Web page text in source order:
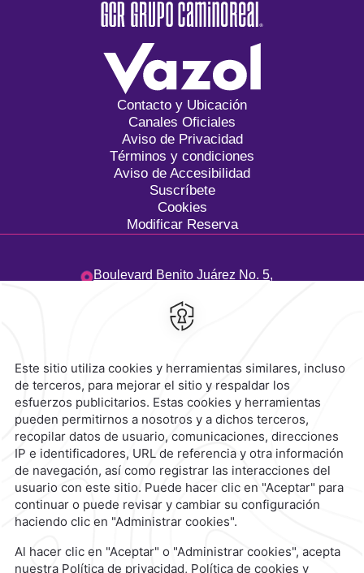
Contacto y Ubicación
Canales Oficiales
Aviso de Privacidad
Términos y condiciones
Aviso de Accesibilidad
Suscríbete
Cookies
Modificar Reserva
Boulevard Benito Juárez No. 5,
México
958 583 0300
contacto@caminoreal.com
reservaciones@caminoreal.com